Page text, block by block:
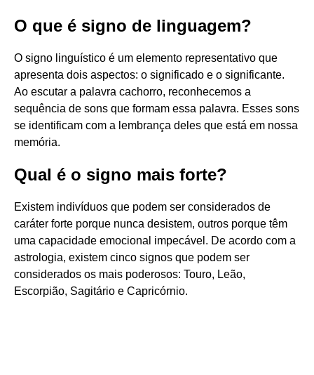
O que é signo de linguagem?
O signo linguístico é um elemento representativo que
apresenta dois aspectos: o significado e o significante.
Ao escutar a palavra cachorro, reconhecemos a
sequência de sons que formam essa palavra. Esses sons
se identificam com a lembrança deles que está em nossa
memória.
Qual é o signo mais forte?
Existem indivíduos que podem ser considerados de
caráter forte porque nunca desistem, outros porque têm
uma capacidade emocional impecável. De acordo com a
astrologia, existem cinco signos que podem ser
considerados os mais poderosos: Touro, Leão,
Escorpião, Sagitário e Capricórnio.